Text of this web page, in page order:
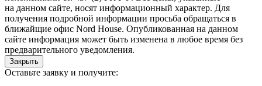
на данном сайте, носят информационный характер. Для
получения подробной информации просьба обращаться в
ближайщие офис Nord House. Опубликованная на данном
сайте информация может быть изменена в любое время без
предварительного уведомления.
Закрыть
Оставьте заявку и получите: